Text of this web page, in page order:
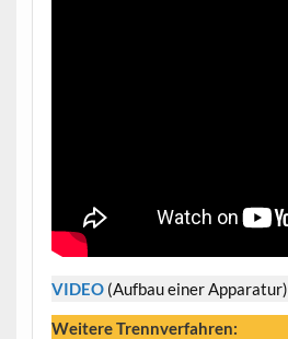
VIDEO(Aufbau einer Apparatur)
Weitere Trennverfahren: